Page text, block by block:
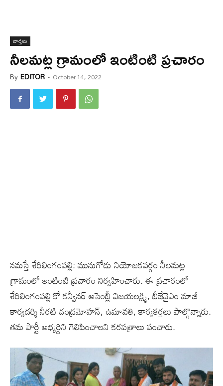
వార్త‌లు
నీలమట్ల గ్రామంలో ఇంటింటి ప్రచారం
ByEDITOR - October 14, 2022
నమస్తే శేరిలింగంపల్లి: మునుగోడు నియోజకవర్గం నీలమట్ల
గ్రామంలో ఇంటింటి ప్రచారం నిర్వహించారు. ఈ ప్రచారంలో
శేరిలింగంపల్లి కో కన్వీనర్ అసెంబ్లీ విజయలక్ష్మి, బీజేవైఎం మాజీ
కార్యదర్శి నీరటి చంద్రమోహన్, ఉమావతి, కార్యకర్తలు పాల్గొన్నారు.
తమ పార్టీ అభ్యర్థిని గెలిపించాలని కరపత్రాలు పంచారు.